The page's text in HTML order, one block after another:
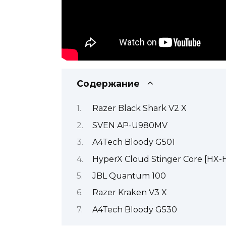
Содержание
Razer Black Shark V2 X
SVEN AP-U980MV
A4Tech Bloody G501
HyperX Cloud Stinger Core [HX-
JBL Quantum 100
Razer Kraken V3 X
A4Tech Bloody G530